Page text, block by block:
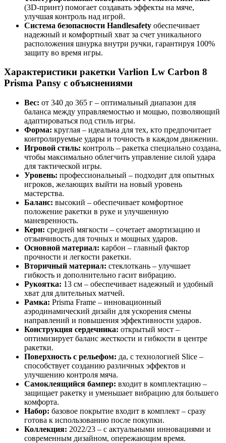
(3D-принт) помогает создавать эффекты на мяче,
улучшая контроль над игрой.
Система безопасности Handlesafety обеспечивает
надежный и комфортный хват за счет уникального
расположения шнурка внутри ручки, гарантируя 100%
защиту во время игры.
Характеристики ракетки Varlion Lw Carbon 8
Prisma Pansy с объяснениями
Вес: от 340 до 365 г – оптимальный диапазон для
баланса между управляемостью и мощью, позволяющий
адаптироваться под стиль игры.
Форма: круглая – идеальна для тех, кто предпочитает
контролируемые удары и точность в каждом движении.
Игровой стиль: контроль – ракетка специально создана,
чтобы максимально облегчить управление силой удара
для тактической игры.
Уровень: профессиональный – подходит для опытных
игроков, желающих выйти на новый уровень
мастерства.
Баланс: высокий – обеспечивает комфортное
положение ракетки в руке и улучшенную
маневренность.
Керн: средней мягкости – сочетает амортизацию и
отзывчивость для точных и мощных ударов.
Основной материал: карбон – главный фактор
прочности и легкости ракетки.
Вторичный материал: стеклоткань – улучшает
гибкость и дополнительно гасит вибрацию.
Рукоятка: 13 см – обеспечивает надежный и удобный
хват для длительных матчей.
Рамка: Prisma Frame – инновационный
аэродинамический дизайн для ускорения смены
направлений и повышения эффективности ударов.
Конструкция сердечника: открытый мост –
оптимизирует баланс жесткости и гибкости в центре
ракетки.
Поверхность с рельефом: да, с технологией Slice –
способствует созданию различных эффектов и
улучшению контроля мяча.
Самоклеящийся бампер: входит в комплектацию –
защищает ракетку и уменьшает вибрацию для большего
комфорта.
Набор: базовое покрытие входит в комплект – сразу
готова к использованию после покупки.
Коллекция: 2022/23 – с актуальными инновациями и
современным дизайном, опережающим время.